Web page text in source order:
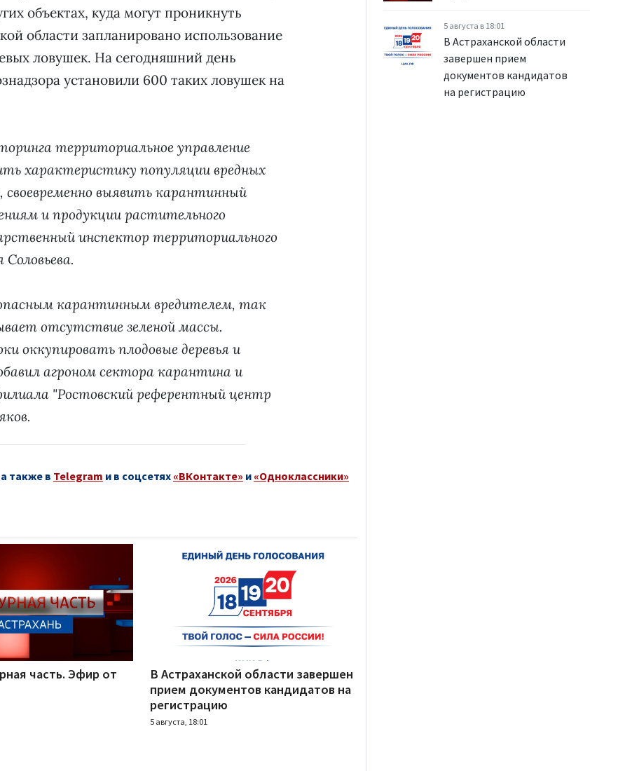
объектах, куда могут проникнуть
области запланировано использование
ловушек. На сегодняшний день
установили 600 таких ловушек на
территориальное управление
характеристику популяции вредных
выявить карантинный
и продукции растительного
инспектор территориального
Соловьева.
карантинным вредителем, так
отсутствие зеленой массы.
оккупировать плодовые деревья и
агроном сектора карантина и
"Ростовский референтный центр
также в Telegram и в соцсетях «ВКонтакте» и «Одноклассники»
часть. Эфир от
В Астраханской области завершен
прием документов кандидатов на
регистрацию
5 августа, 18:01
5 августа в 18:01
В Астраханской области
завершен прием
документов кандидатов
на регистрацию